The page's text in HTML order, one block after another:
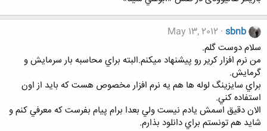
sbnb
May 13, 2012
سلام دوست گلم.
من نرم افزار كرير رو پيشنهاد ميكنم.البته براي محاسبه بار سرمايش و
گرمايش.
براي سايزينگ لوله ها هم يه نرم افزار مخصوص هست كه بايد از اون
استفاده كني.
الان دقيق اسمش يادم نيست ولي بعدا برام پيام بفرست كه معرفي كنم و
شايد هم تونستم براي دانلود بذارم.